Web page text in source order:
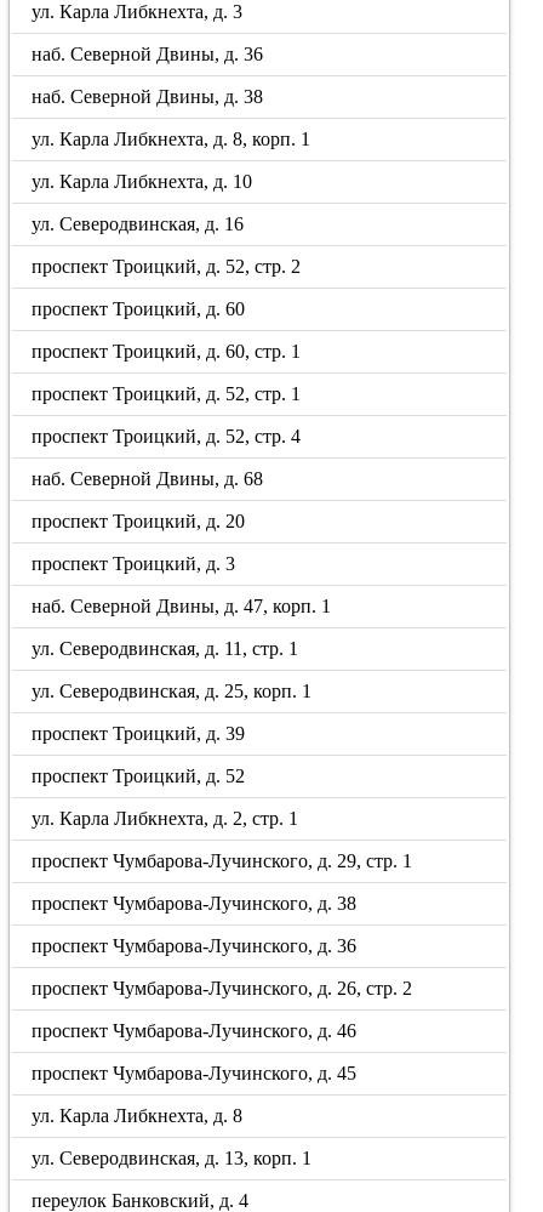
ул. Карла Либкнехта, д. 3
наб. Северной Двины, д. 36
наб. Северной Двины, д. 38
ул. Карла Либкнехта, д. 8, корп. 1
ул. Карла Либкнехта, д. 10
ул. Северодвинская, д. 16
проспект Троицкий, д. 52, стр. 2
проспект Троицкий, д. 60
проспект Троицкий, д. 60, стр. 1
проспект Троицкий, д. 52, стр. 1
проспект Троицкий, д. 52, стр. 4
наб. Северной Двины, д. 68
проспект Троицкий, д. 20
проспект Троицкий, д. 3
наб. Северной Двины, д. 47, корп. 1
ул. Северодвинская, д. 11, стр. 1
ул. Северодвинская, д. 25, корп. 1
проспект Троицкий, д. 39
проспект Троицкий, д. 52
ул. Карла Либкнехта, д. 2, стр. 1
проспект Чумбарова-Лучинского, д. 29, стр. 1
проспект Чумбарова-Лучинского, д. 38
проспект Чумбарова-Лучинского, д. 36
проспект Чумбарова-Лучинского, д. 26, стр. 2
проспект Чумбарова-Лучинского, д. 46
проспект Чумбарова-Лучинского, д. 45
ул. Карла Либкнехта, д. 8
ул. Северодвинская, д. 13, корп. 1
переулок Банковский, д. 4